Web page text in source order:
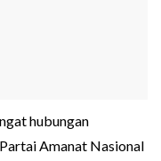
hubungan
Amanat Nasional